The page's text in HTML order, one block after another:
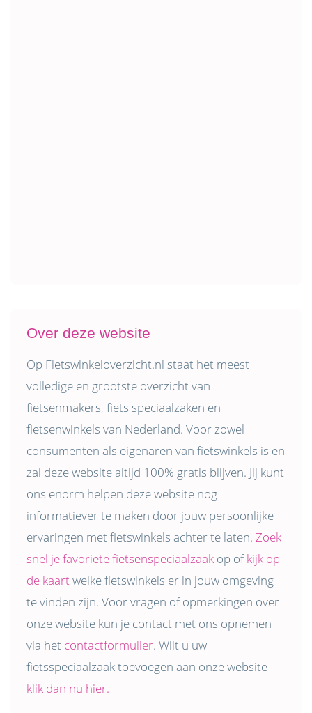
Over deze website
Op Fietswinkeloverzicht.nl staat het meest
volledige en grootste overzicht van
fietsenmakers, fiets speciaalzaken en
fietsenwinkels van Nederland. Voor zowel
consumenten als eigenaren van fietswinkels is en
zal deze website altijd 100% gratis blijven. Jij kunt
ons enorm helpen deze website nog
informatiever te maken door jouw persoonlijke
ervaringen met fietswinkels achter te laten. Zoek
snel je favoriete fietsenspeciaalzaakop ofkijk op
de kaartwelke fietswinkels er in jouw omgeving
te vinden zijn. Voor vragen of opmerkingen over
onze website kun je contact met ons opnemen
via het contactformulier. Wilt u uw
fietsspeciaalzaak toevoegen aan onze website
klik dan nu hier.